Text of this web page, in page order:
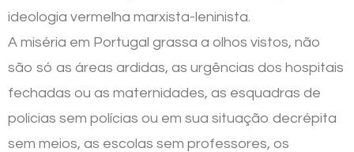
ideologia vermelha marxista-leninista.
A miséria em Portugal grassa a olhos vistos, não
são só as áreas ardidas, as urgências dos hospitais
fechadas ou as maternidades, as esquadras de
policias sem polícias ou em sua situação decrépita
sem meios, as escolas sem professores, os